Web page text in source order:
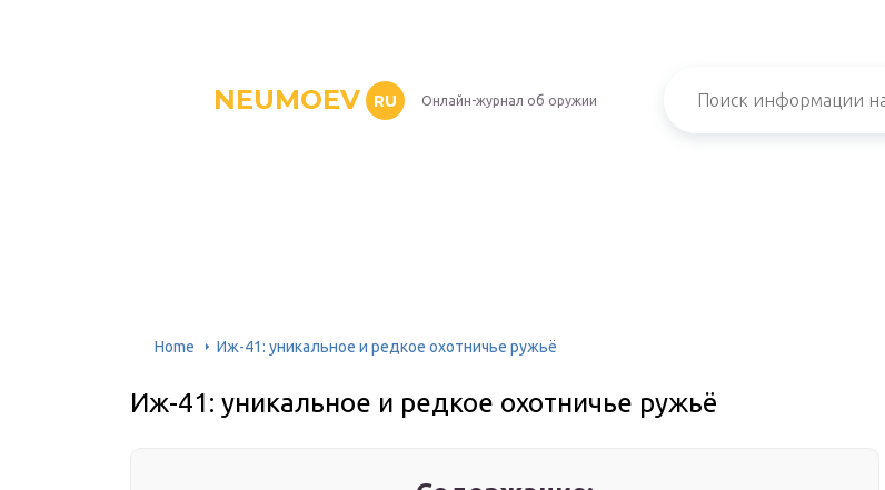
NEUMOEV RU Онлайн-журнал об оружии
Home Иж-41: уникальное и редкое охотничье ружьё
Иж-41: уникальное и редкое охотничье ружьё